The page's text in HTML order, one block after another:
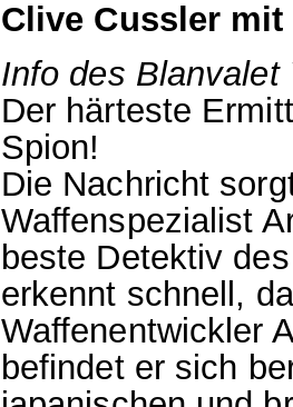
Clive Cussler
Info des Blanvalet
Der härteste
Spion!
Die Nachricht
Waffenspezialist
beste Detektiv
erkennt schnell,
Waffenentwickler
befindet er sich